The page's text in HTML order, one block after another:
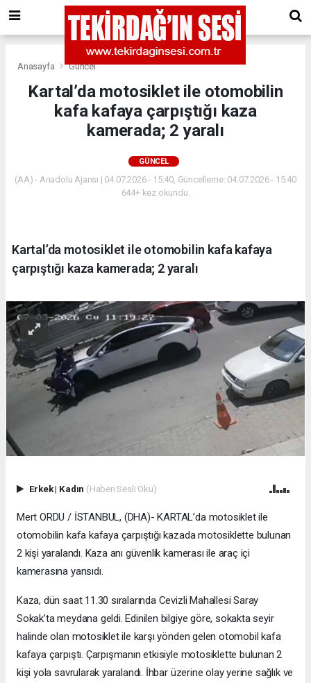
Anasayfa Güncel
Kartal’da motosiklet ile otomobilin
kafa kafaya çarpıştığı kaza
kamerada; 2 yaralı
GÜNCEL
(AA) - Anadolu Ajansı | 04.07.2026 - 15:40, Güncelleme: 04.07.2026 - 15:40
644+ kez okundu.
Kartal’da motosiklet ile otomobilin kafa kafaya
çarpıştığı kaza kamerada; 2 yaralı
Erkek| Kadın (Haberi Sesli Oku)
Mert ORDU / İSTANBUL, (DHA)- KARTAL’da motosiklet ile
otomobilin kafa kafaya çarpıştığı kazada motosiklette bulunan
2 kişi yaralandı. Kaza anı güvenlik kamerası ile araç içi
kamerasına yansıdı.
Kaza, dün saat 11.30 sıralarında Cevizli Mahallesi Saray
Sokak’ta meydana geldi. Edinilen bilgiye göre, sokakta seyir
halinde olan motosiklet ile karşı yönden gelen otomobil kafa
kafaya çarpıştı. Çarpışmanın etkisiyle motosiklette bulunan 2
kişi yola savrularak yaralandı. İhbar üzerine olay yerine sağlık ve